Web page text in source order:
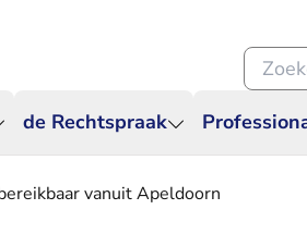
de Rechtspraak
Zoeken
vanuit Apeldoorn